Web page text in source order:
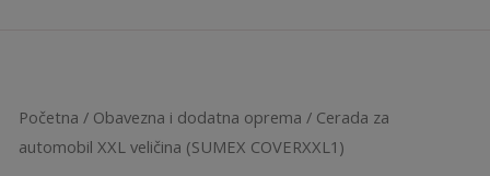
Početna / Obavezna i dodatna oprema / Cerada za
automobil XXL veličina (SUMEX COVERXXL1)